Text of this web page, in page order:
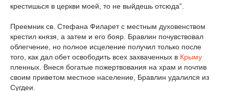
крестишься в церкви моей, то не выйдешь отсюда”.
Преемник св. Стефана Филарет с местным духовенством
крестил князя, а затем и его бояр. Бравлин почувствовал
облегчение, но полное исцеление получил только после
того, как дал обет освободить всех захваченных в Крыму
пленных. Внеся богатые пожертвования на храм и почтив
своим приветом местное население, Бравлин удалился из
Сугдеи.